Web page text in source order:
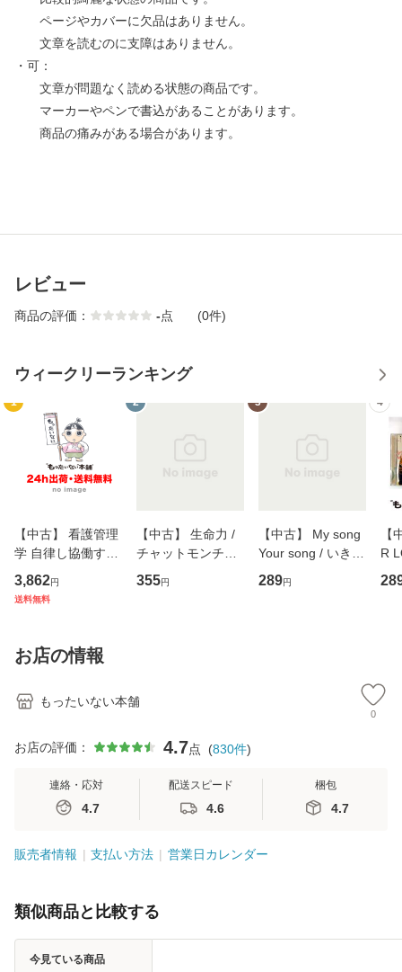
ページやカバーに欠品はありません。
文章を読むのに支障はありません。
・可：
文章が問題なく読める状態の商品です。
マーカーやペンで書込があることがあります。
商品の痛みがある場合があります。
レビュー
商品の評価： -点 (0件)
ウィークリーランキング
1
【中古】 看護管理
学 自律し協働する
専門職の看護マネ
ジメントスキル 改
恵 藤本幸三 / 南江
堂 [単行
3,862円
送料無料
2
【中古】 生命力 /
チャットモンチー /
キューンレコード
[CD]【メール便送
355円
3
【中古】 My song
Your song / いきも
のがかり / [CD]
【メール便送料無
289円
4
【
R
産
お店の情報
もったいない本舗
0
お店の評価： 4.7点 (830件)
連絡・応対
4.7
配送スピード
4.6
梱包
4.7
販売者情報 支払い方法 営業日カレンダー
類似商品と比較する
今見ている商品